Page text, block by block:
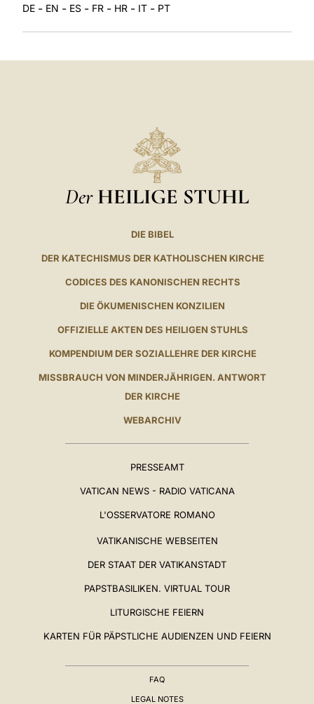
DE - EN - ES - FR - HR - IT - PT
Der HEILIGE STUHL
DIE BIBEL
DER KATECHISMUS DER KATHOLISCHEN KIRCHE
CODICES DES KANONISCHEN RECHTS
DIE ÖKUMENISCHEN KONZILIEN
OFFIZIELLE AKTEN DES HEILIGEN STUHLS
KOMPENDIUM DER SOZIALLEHRE DER KIRCHE
MISSBRAUCH VON MINDERJÄHRIGEN. ANTWORT
DER KIRCHE
WEBARCHIV
PRESSEAMT
VATICAN NEWS - RADIO VATICANA
L'OSSERVATORE ROMANO
VATIKANISCHE WEBSEITEN
DER STAAT DER VATIKANSTADT
PAPSTBASILIKEN. VIRTUAL TOUR
LITURGISCHE FEIERN
KARTEN FÜR PÄPSTLICHE AUDIENZEN UND FEIERN
FAQ
LEGAL NOTES